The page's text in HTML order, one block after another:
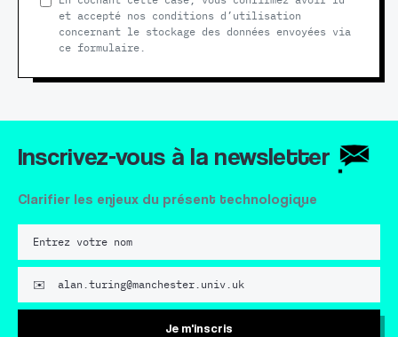
et accepté nos conditions d’utilisation
concernant le stockage des données envoyées via
ce formulaire.
Inscrivez-vous à la newsletter
Clarifier les enjeux du présent technologique
Je m'inscris